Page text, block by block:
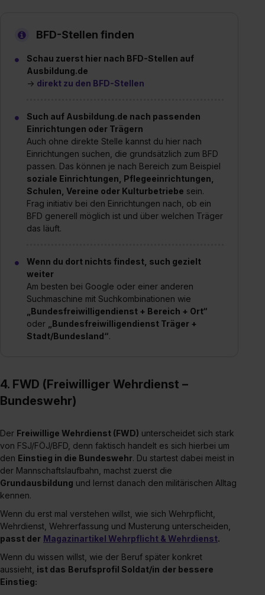
BFD-Stellen finden
Schau zuerst hier nach BFD-Stellen auf
Ausbildung.de
→ direkt zu den BFD-Stellen
Such auf Ausbildung.de nach passenden
Einrichtungen oder Trägern
Auch ohne direkte Stelle kannst du hier nach
Einrichtungen suchen, die grundsätzlich zum BFD
passen. Das können je nach Bereich zum Beispiel
soziale Einrichtungen, Pflegeeinrichtungen,
Schulen, Vereine oder Kulturbetriebe sein.
Frag initiativ bei den Einrichtungen nach, ob ein
BFD generell möglich ist und über welchen Träger
das läuft.
Wenn du dort nichts findest, such gezielt
weiter
Am besten bei Google oder einer anderen
Suchmaschine mit Suchkombinationen wie
„Bundesfreiwilligendienst + Bereich + Ort“
oder
„Bundesfreiwilligendienst Träger +
Stadt/Bundesland“.
4. FWD (Freiwilliger Wehrdienst –
Bundeswehr)
Der Freiwillige Wehrdienst (FWD) unterscheidet sich stark
von FSJ/FÖJ/BFD, denn faktisch handelt es sich hierbei um
den Einstieg in die Bundeswehr. Du startest dabei meist in
der Mannschaftslaufbahn, machst zuerst die
Grundausbildung und lernst danach den militärischen Alltag
kennen.
Wenn du erst mal verstehen willst, wie sich Wehrpflicht,
Wehrdienst, Wehrerfassung und Musterung unterscheiden,
passt der Magazinartikel Wehrpflicht & Wehrdienst.
Wenn du wissen willst, wie der Beruf später konkret
aussieht, ist das Berufsprofil Soldat/in der bessere
Einstieg: